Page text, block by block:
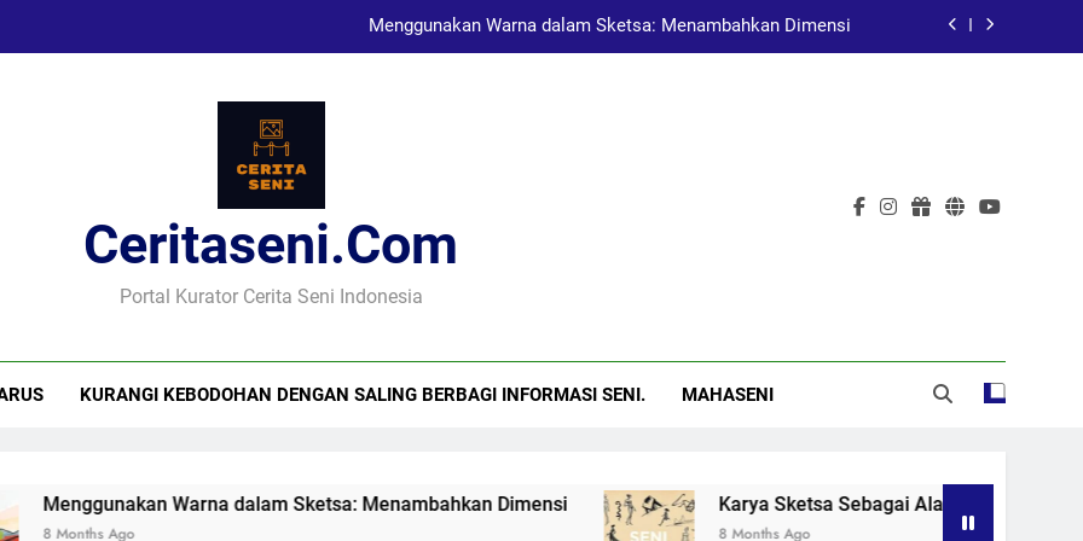
Menggunakan Warna dalam Sketsa: Menambahkan Dimensi
Seni Visual dan Implikasi Sosial: Menggugah Kesadaran Melalui Karya
Menggunakan Warna dalam Sketsa: Menambahkan Dimensi
Karya Sketsa Sebagai Alat Pembelajaran dalam Pendidikan Seni
Ceritaseni.com
Portal Kurator Cerita Seni Indonesia
KURANGI KEBODOHAN DENGAN SALING BERBAGI INFORMASI SENI. MAHASENI
Warna dalam Sketsa: Menambahkan Dimensi Karya Sketsa Sebagai Alat Pembelajaran dalam
8 Months Ago